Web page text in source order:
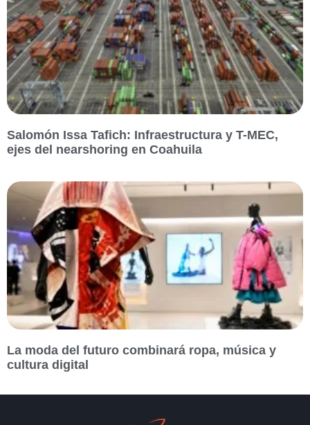
Salomón Issa Tafich: Infraestructura y T-MEC,
ejes del nearshoring en Coahuila
La moda del futuro combinará ropa, música y
cultura digital